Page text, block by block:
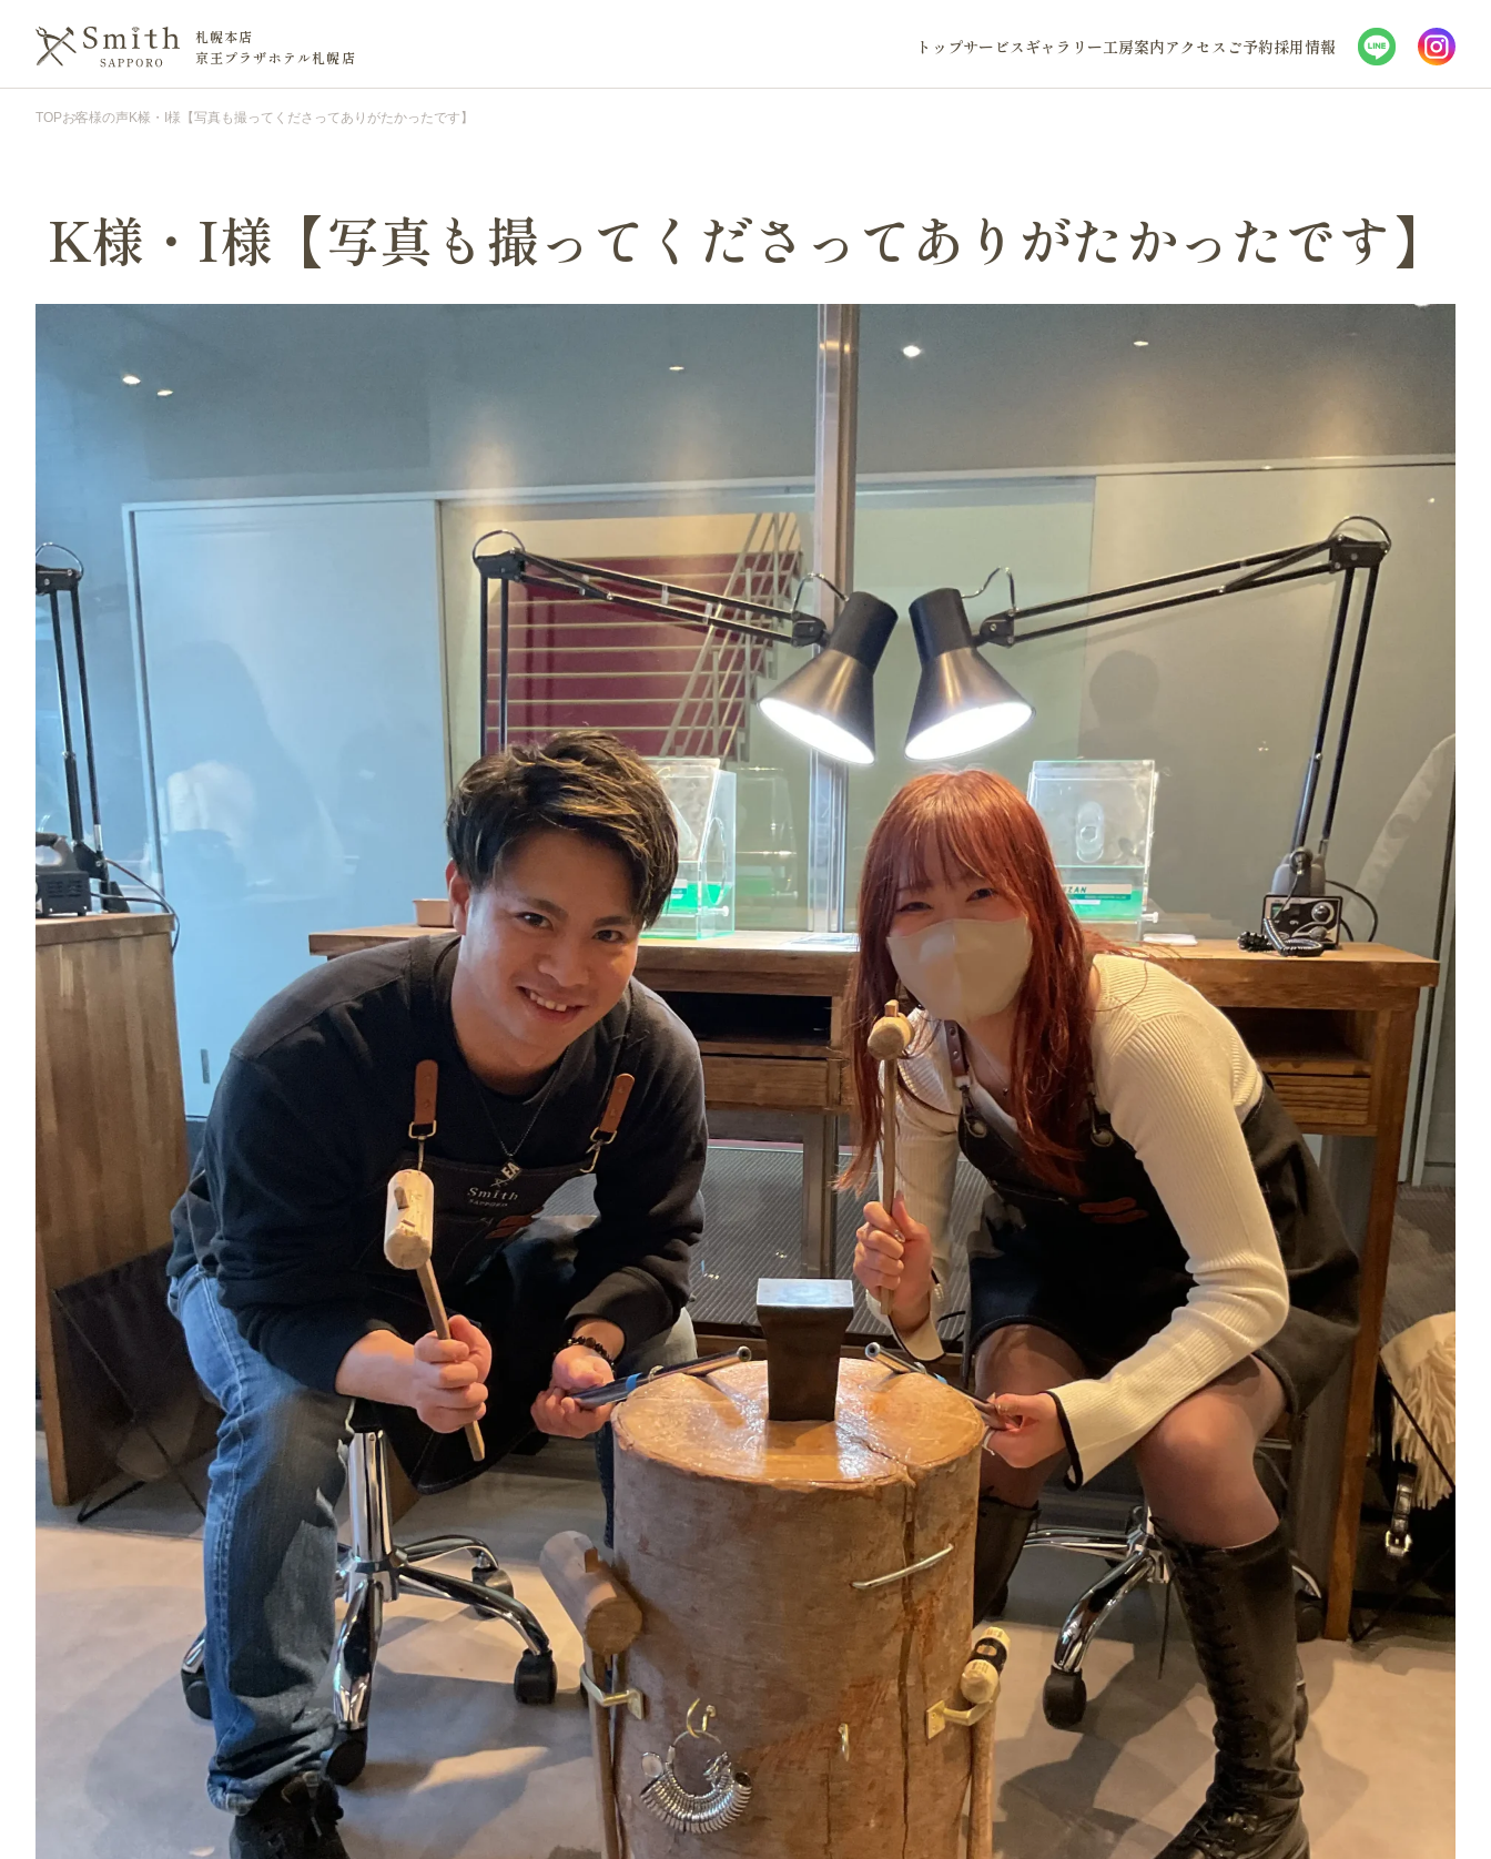
札幌本店
京王プラザホテル札幌店
トップサービスギャラリー工房案内アクセス ご予約採用情報
TOPお客様の声 K様・I様【写真も撮ってくださってありがたかったです】
K様・I様【写真も撮ってくださってありがたかったです】